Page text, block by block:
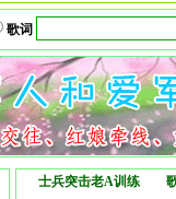
歌词
士兵突击老A训练